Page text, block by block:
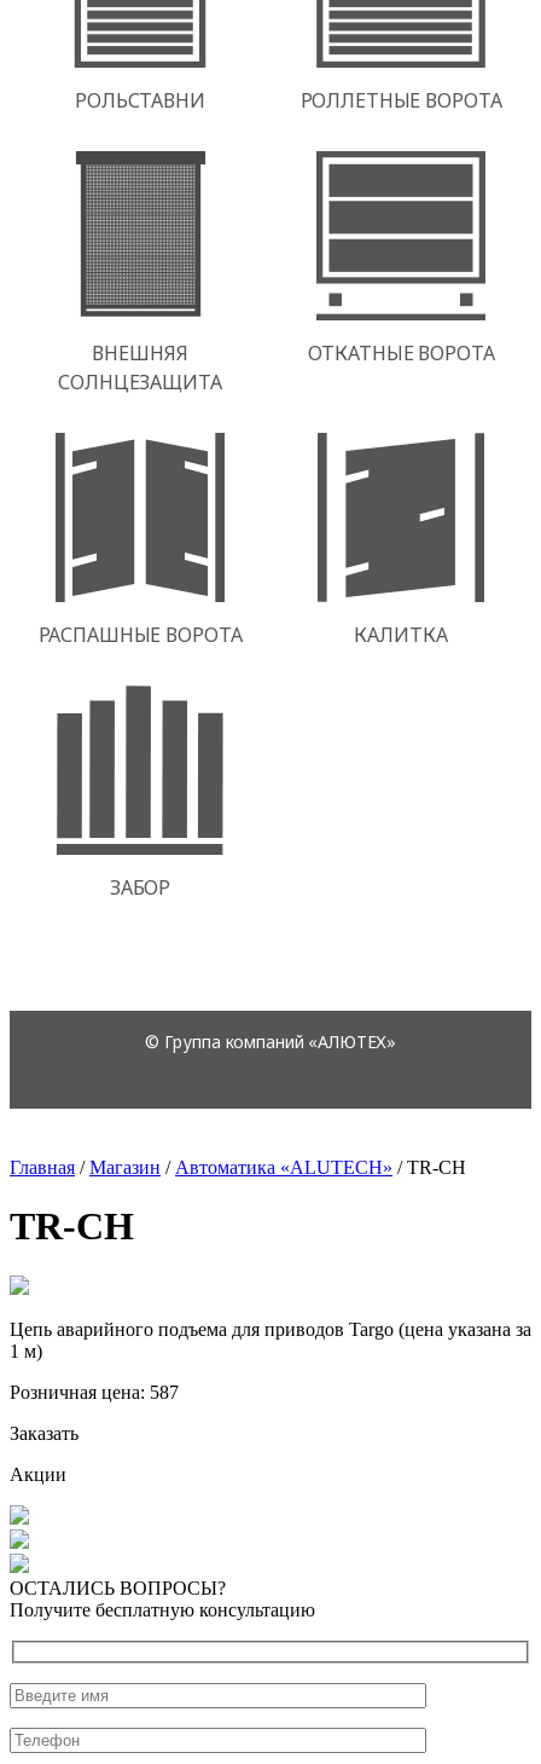
Главная /Магазин / Автоматика «ALUTECH» /TR-CH
TR-CH
Цепь аварийного подъема для приводов Targo (цена указана за
1 м)
Розничная цена: 587
Заказать
Акции
ОСТАЛИСЬ ВОПРОСЫ?
Получите бесплатную консультацию